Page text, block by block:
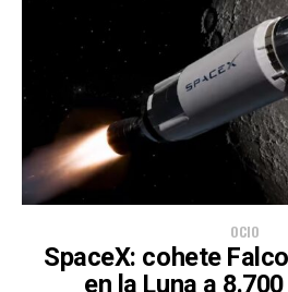
OCIO
SpaceX: cohete
en la Luna a